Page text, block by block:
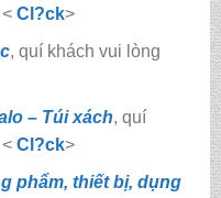
Cl?ck>
, quí khách vui lòng
– Túi xách, quí
Cl?ck>
phẩm, thiết bị, dụng